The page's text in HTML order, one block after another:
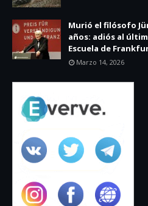
Murió el filósofo
años: adiós al
Escuela de
Marzo 14, 2026